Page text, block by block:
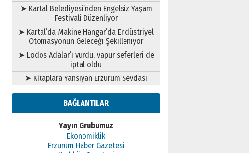
➤ Kartal Belediyesi’nden Engelsiz Yaşam
Festivali Düzenliyor
➤ Kartal’da Makine Hangar’da Endüstriyel
Otomasyonun Geleceği Şekilleniyor
➤ Lodos Adalar’ı vurdu, vapur seferleri de
iptal oldu
➤ Kitaplara Yansıyan Erzurum Sevdası
BAĞLANTILAR
Yayın Grubumuz
Ekonomiklik
Erzurum Haber Gazetesi